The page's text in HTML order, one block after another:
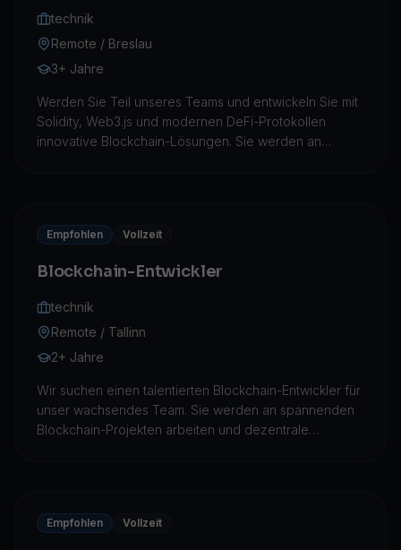
technik
Remote / Breslau
3+ Jahre
Werden Sie Teil unseres Teams und entwickeln Sie mit
Solidity, Web3.js und modernen DeFi-Protokollen
innovative Blockchain-Lösungen. Sie werden an
Empfohlen Vollzeit
Blockchain-Entwickler
technik
Remote / Tallinn
2+ Jahre
Wir suchen einen talentierten Blockchain-Entwickler für
unser wachsendes Team. Sie werden an spannenden
Blockchain-Projekten arbeiten und dezentrale
Empfohlen Vollzeit